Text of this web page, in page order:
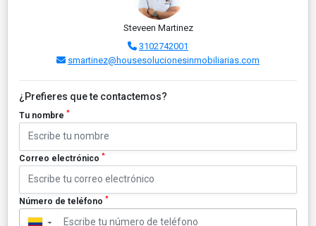
Steveen Martinez
3102742001
smartinez@housesolucionesinmobiliarias.com
¿Prefieres que te contactemos?
Tu nombre *
Correo electrónico *
Número de teléfono *
▼